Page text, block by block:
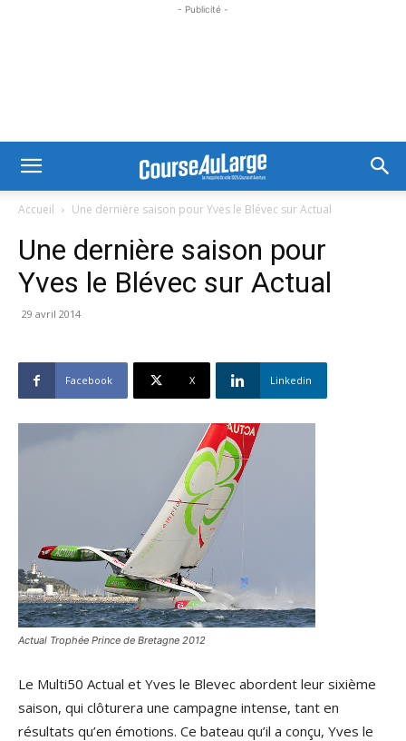
- Publicité -
Accueil Une dernière saison pour Yves le Blévec sur Actual
Une dernière saison pour
Yves le Blévec sur Actual
29 avril 2014
Facebook X Linkedin
Actual Trophée Prince de Bretagne 2012
Le Multi50 Actual et Yves le Blevec abordent leur sixième
saison, qui clôturera une campagne intense, tant en
résultats qu’en émotions. Ce bateau qu’il a conçu, Yves le